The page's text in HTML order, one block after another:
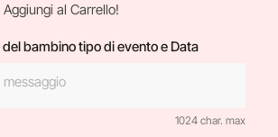
al Carrello!
del bambino tipo di evento e Data
1024 char. max